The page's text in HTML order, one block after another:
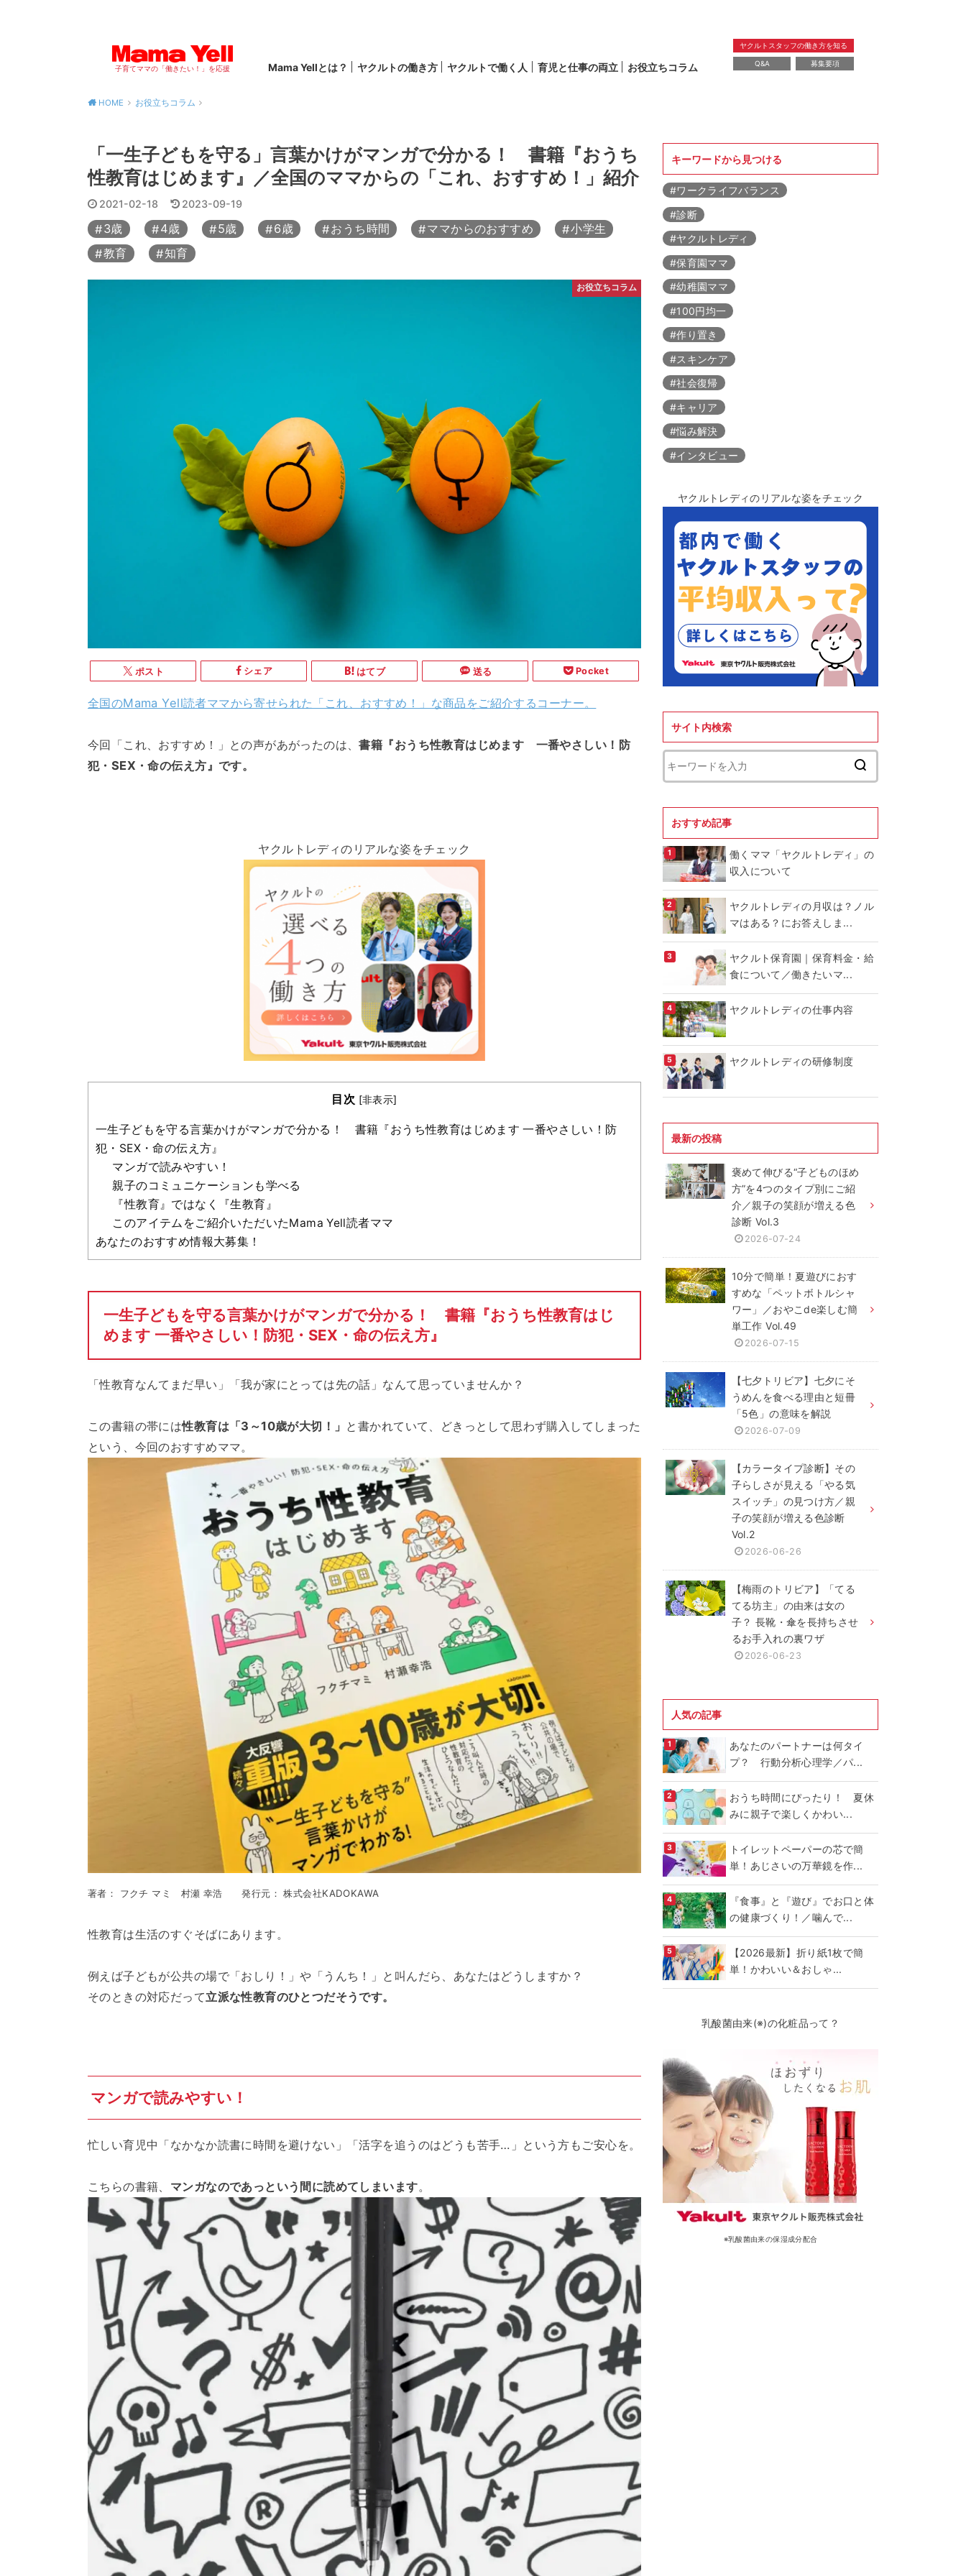
子育てママの「働きたい！」を応援 Mama Yellとは？ ヤクルトの働き方 ヤクルトで働く人 育児と仕事の両立 お役立ちコラム
ヤクルトスタッフの働き方を知る
Q&A 募集要項
HOME お役立ちコラム
「一生子どもを守る」言葉かけがマンガで分かる！ 書籍『おうち
性教育はじめます』／全国のママからの「これ、おすすめ！」紹介
2021-02-18 2023-09-19
3歳 4歳 5歳 6歳 おうち時間 ママからのおすすめ
小学生
教育
知育
お役立ちコラム
ポスト シェア はてブ 送る Pocket
全国のMama Yell読者ママから寄せられた「これ、おすすめ！」な商品をご紹介するコーナー。
今回「これ、おすすめ！」との声があがったのは、書籍『おうち性教育はじめます 一番やさしい！防
犯・SEX・命の伝え方』です。
ヤクルトレディのリアルな姿をチェック
目次 [非表示]
一生子どもを守る言葉かけがマンガで分かる！ 書籍『おうち性教育はじめます 一番やさしい！防
犯・SEX・命の伝え方』
マンガで読みやすい！
親子のコミュニケーションも学べる
『性教育』ではなく『生教育』
このアイテムをご紹介いただいたMama Yell読者ママ
あなたのおすすめ情報大募集！
一生子どもを守る言葉かけがマンガで分かる！ 書籍『おうち性教育はじ
めます 一番やさしい！防犯・SEX・命の伝え方』
「性教育なんてまだ早い」「我が家にとっては先の話」なんて思っていませんか？
この書籍の帯には性教育は「3～10歳が大切！」 と書かれていて、どきっとして思わず購入してしまった
という、今回のおすすめママ。
著者： フクチ マミ 村瀬 幸浩 発行元： 株式会社KADOKAWA
性教育は生活のすぐそばにあります。
例えば子どもが公共の場で「おしり！」や「うんち！」と叫んだら、あなたはどうしますか？
そのときの対応だって立派な性教育のひとつだそうです。
マンガで読みやすい！
忙しい育児中「なかなか読書に時間を避けない」「活字を追うのはどうも苦手…」という方もご安心を。
こちらの書籍、 マンガなのであっという間に読めてしまいます。
キーワードから見つける
#ワークライフバランス
#診断
#ヤクルトレディ
#保育園ママ
#幼稚園ママ
#100円均一
#作り置き
#スキンケア
#社会復帰
#キャリア
#悩み解決
#インタビュー
ヤクルトレディのリアルな姿をチェック
サイト内検索
おすすめ記事
働くママ「ヤクルトレディ」の
収入について
ヤクルトレディの月収は？ノル
マはある？にお答えしま...
ヤクルト保育園｜保育料金・給
食について／働きたいマ...
ヤクルトレディの仕事内容
ヤクルトレディの研修制度
最新の投稿
褒めて伸びる“子どものほめ
方”を4つのタイプ別にご紹
介／親子の笑顔が増える色
診断 Vol.3
2026-07-24
10分で簡単！夏遊びにおす
すめな「ペットボトルシャ
ワー」／おやこde楽しむ簡
単工作 Vol.49
2026-07-15
【七夕トリビア】七夕にそ
うめんを食べる理由と短冊
「5色」の意味を解説
2026-07-09
【カラータイプ診断】その
子らしさが見える「やる気
スイッチ」の見つけ方／親
子の笑顔が増える色診断
Vol.2
2026-06-26
【梅雨のトリビア】「てる
てる坊主」の由来は女の
子？ 長靴・傘を長持ちさせ
るお手入れの裏ワザ
2026-06-23
人気の記事
あなたのパートナーは何タイ
プ？ 行動分析心理学／パ...
おうち時間にぴったり！ 夏休
みに親子で楽しくかわい...
トイレットペーパーの芯で簡
単！あじさいの万華鏡を作...
『食事』と『遊び』でお口と体
の健康づくり！／噛んで...
【2026最新】折り紙1枚で簡
単！かわいい＆おしゃ...
乳酸菌由来(※)の化粧品って？
※乳酸菌由来の保湿成分配合